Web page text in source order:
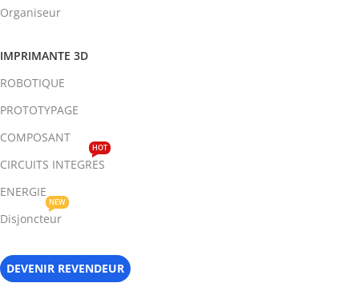
Organiseur
IMPRIMANTE 3D
ROBOTIQUE
PROTOTYPAGE
COMPOSANT
CIRCUITS INTEGRES
HOT
ENERGIE
Disjoncteur
NEW
DEVENIR REVENDEUR